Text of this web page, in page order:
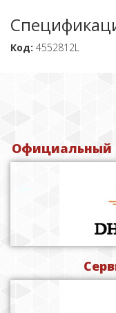
Код: 4552812L
Официальный